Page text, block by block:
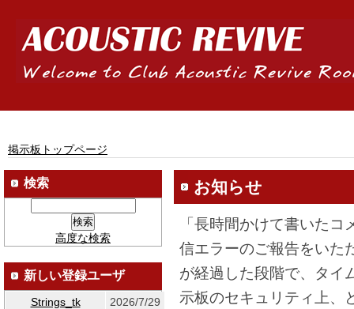
掲示板トップページ
お知らせ
「長時間かけて書いた
信エラーのご報告をいた
が経過した段階で、タイ
示板のセキュリティ上、
検索
高度な検索
新しい登録ユーザ
Strings_tk
2026/7/29